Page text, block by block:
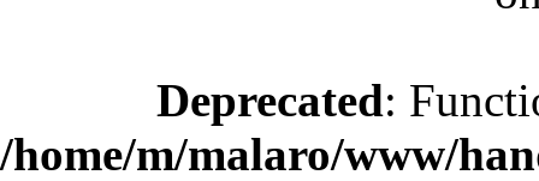
Deprecated:
/home/m/malaro/www/